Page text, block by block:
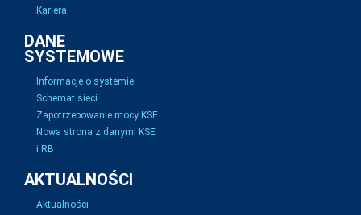
Kariera
DANE
SYSTEMOWE
Informacje o systemie
Schemat sieci
Zapotrzebowanie mocy KSE
Nowa strona z danymi KSE
i RB
AKTUALNOŚCI
Aktualności